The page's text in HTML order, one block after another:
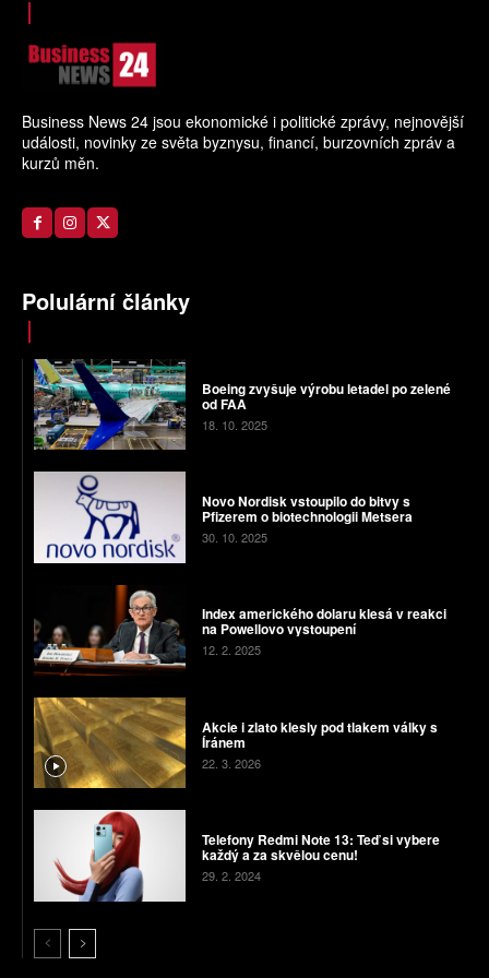
Business News 24 jsou ekonomické i politické zprávy, nejnovější
události, novinky ze světa byznysu, financí, burzovních zpráv a
kurzů měn.
Polulární články
Boeing zvyšuje výrobu letadel po zelené
od FAA
18. 10. 2025
Novo Nordisk vstoupilo do bitvy s
Pfizerem o biotechnologii Metsera
30. 10. 2025
Index amerického dolaru klesá v reakci
na Powellovo vystoupení
12. 2. 2025
Akcie i zlato klesly pod tlakem války s
Íránem
22. 3. 2026
Telefony Redmi Note 13: Teď si vybere
každý a za skvělou cenu!
29. 2. 2024